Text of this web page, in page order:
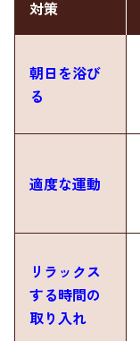
対策
朝日を浴び
る
適度な運動
リラックス
する時間の
取り入れ